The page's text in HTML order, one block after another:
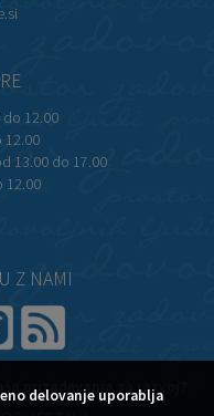
do 12.00
12.00
13.00 do 17.00
12.00
Z NAMI
prizadevanja za razvoj?
delovanje uporablja